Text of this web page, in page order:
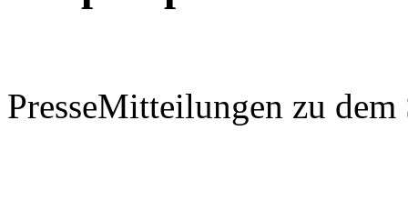
PresseMitteilungen zu